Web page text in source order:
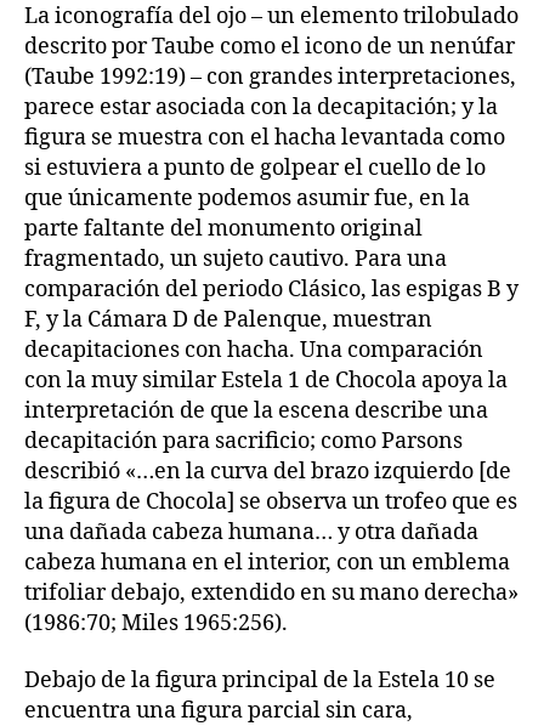
La iconografía del ojo – un elemento trilobulado
descrito por Taube como el icono de un nenúfar
(Taube 1992:19) – con grandes interpretaciones,
parece estar asociada con la decapitación; y la
figura se muestra con el hacha levantada como
si estuviera a punto de golpear el cuello de lo
que únicamente podemos asumir fue, en la
parte faltante del monumento original
fragmentado, un sujeto cautivo. Para una
comparación del periodo Clásico, las espigas B y
F, y la Cámara D de Palenque, muestran
decapitaciones con hacha. Una comparación
con la muy similar Estela 1 de Chocola apoya la
interpretación de que la escena describe una
decapitación para sacrificio; como Parsons
describió «…en la curva del brazo izquierdo [de
la figura de Chocola] se observa un trofeo que es
una dañada cabeza humana… y otra dañada
cabeza humana en el interior, con un emblema
trifoliar debajo, extendido en su mano derecha»
(1986:70; Miles 1965:256).
Debajo de la figura principal de la Estela 10 se
encuentra una figura parcial sin cara,